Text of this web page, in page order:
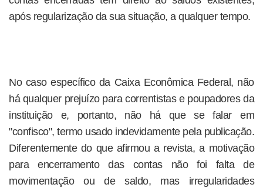
após regularização da sua situação, a qualquer tempo.
No caso específico da Caixa Econômica Federal, não
há qualquer prejuízo para correntistas e poupadores da
instituição e, portanto, não há que se falar em
"confisco", termo usado indevidamente pela publicação.
Diferentemente do que afirmou a revista, a motivação
para encerramento das contas não foi falta de
movimentação ou de saldo, mas irregularidades